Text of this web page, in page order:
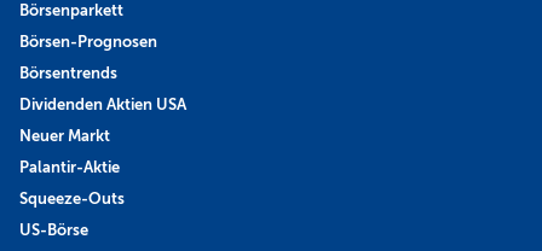
Börsenparkett
Börsen-Prognosen
Börsentrends
Dividenden Aktien USA
Neuer Markt
Palantir-Aktie
Squeeze-Outs
US-Börse